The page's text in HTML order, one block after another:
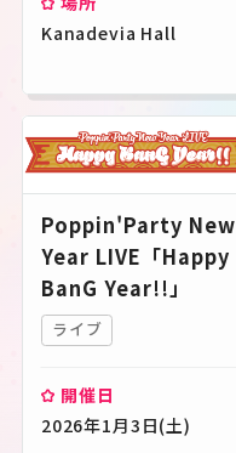
Kanadevia Hall
Poppin'Party New
Year LIVE「Happy
BanG Year!!」
ライブ
開催日
2026年1月3日(土)